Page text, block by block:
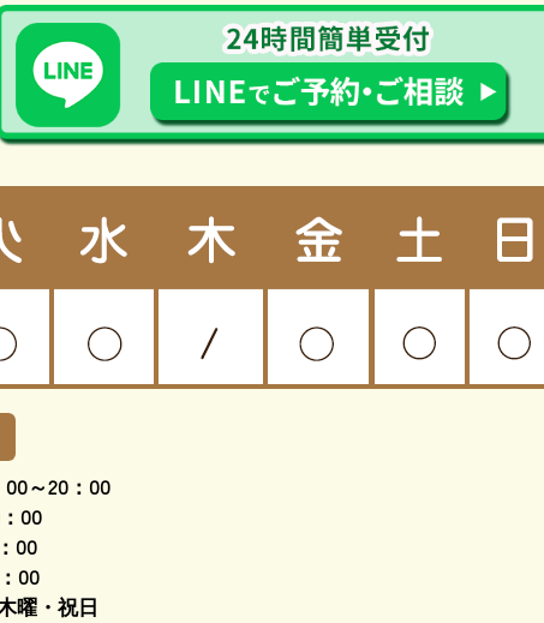
～20：00
00
00
00
曜・祝日